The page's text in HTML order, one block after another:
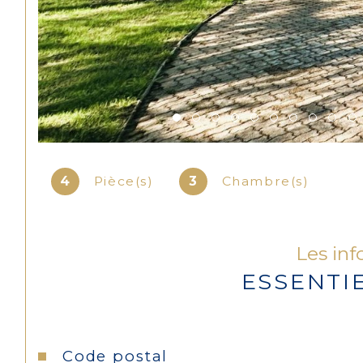
4 Pièce(s) 3 Chambre(s)
Les
Caractéristiques Valeurs
Code postal